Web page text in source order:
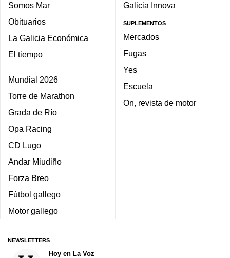
Somos Mar
Obituarios
La Galicia Económica
El tiempo
Mundial 2026
Torre de Marathon
Grada de Río
Opa Racing
CD Lugo
Andar Miudiño
Forza Breo
Fútbol gallego
Motor gallego
Galicia Innova
SUPLEMENTOS
Mercados
Fugas
Yes
Escuela
On, revista de motor
NEWSLETTERS
Hoy en La Voz